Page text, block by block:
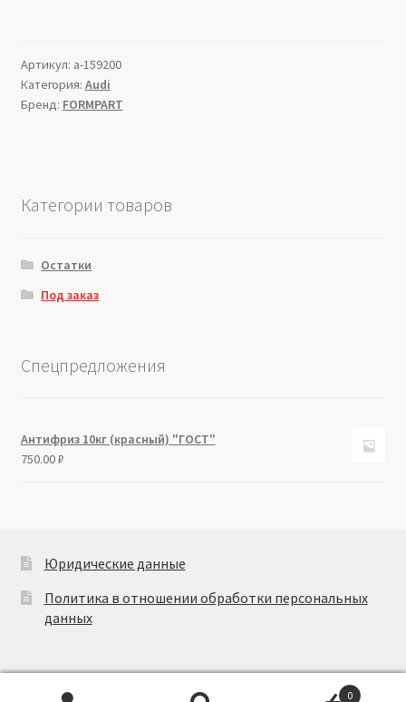
Артикул: a-159200
Категория: Audi
Бренд: FORMPART
Категории товаров
Остатки
Под заказ
Спецпредложения
Антифриз 10кг (красный) "ГОСТ"
750.00₽
Юридические данные
Политика в отношении обработки персональных
данных
0